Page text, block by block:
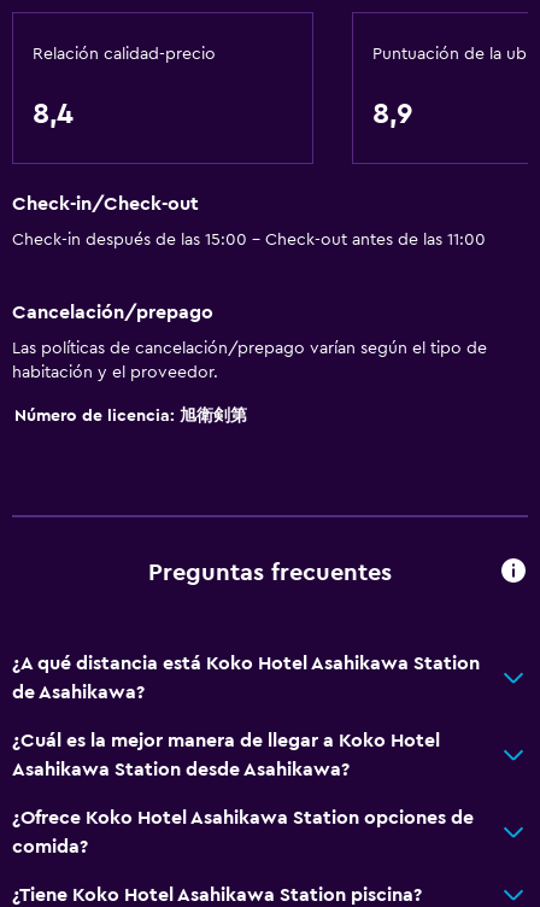
Aseo
Papel higiénico
Tetera/cafetera
Nevera
Máquina expendedora (bebidas)
General
Relación calidad-precio
8,4
Puntuación de la
8,9
Check-in/Check-out
Check-in después de las 15:00 - Check-out antes de las 11:00
Cancelación/prepago
Las políticas de cancelación/prepago varían según el tipo de
habitación y el proveedor.
Número de licencia: 旭衛剣第
Preguntas frecuentes
¿A qué distancia está Koko Hotel Asahikawa Station
de Asahikawa?
¿Cuál es la mejor manera de llegar a Koko Hotel
Asahikawa Station desde Asahikawa?
¿Ofrece Koko Hotel Asahikawa Station opciones de
comida?
¿Tiene Koko Hotel Asahikawa Station piscina?